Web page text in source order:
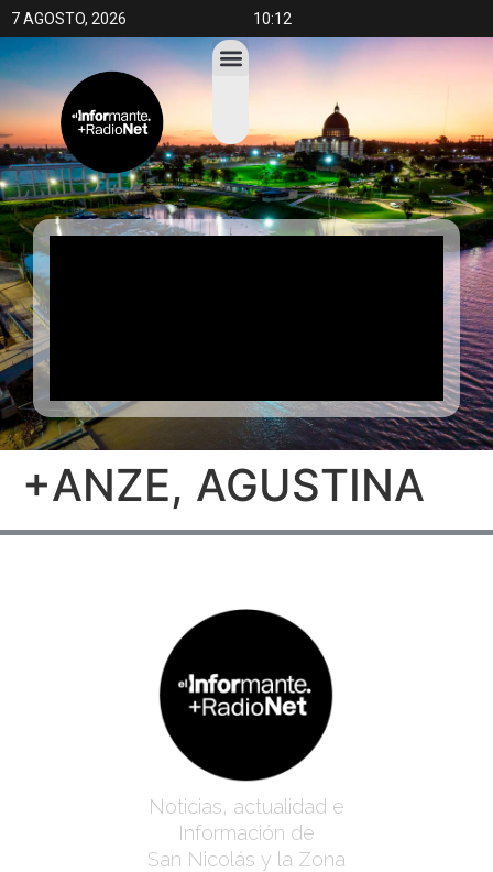
7 AGOSTO, 2026 10:12
+ANZE, AGUSTINA
Noticias, actualidad e
Información de
San Nicolás y la Zona